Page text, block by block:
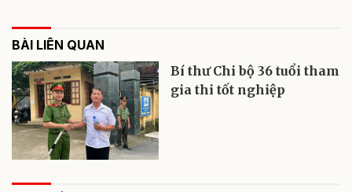
BÀI LIÊN QUAN
Bí thư Chi bộ 36 tuổi tham
gia thi tốt nghiệp